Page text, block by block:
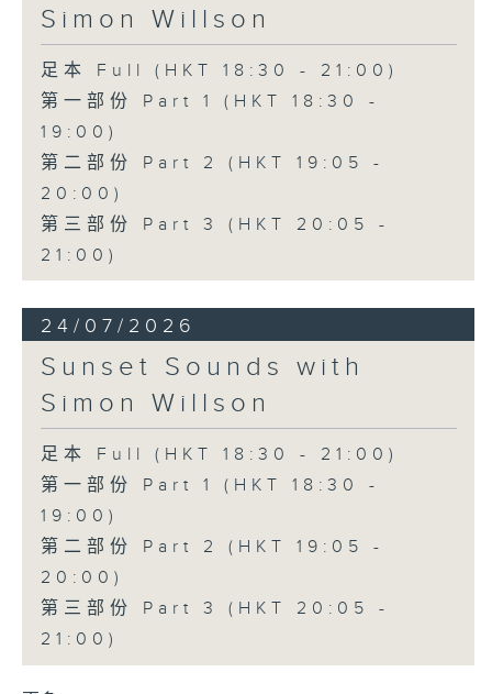
Simon Willson
足本 Full (HKT 18:30 - 21:00)
第一部份 Part 1 (HKT 18:30 -
19:00)
第二部份 Part 2 (HKT 19:05 -
20:00)
第三部份 Part 3 (HKT 20:05 -
21:00)
24/07/2026
Sunset Sounds with
Simon Willson
足本 Full (HKT 18:30 - 21:00)
第一部份 Part 1 (HKT 18:30 -
19:00)
第二部份 Part 2 (HKT 19:05 -
20:00)
第三部份 Part 3 (HKT 20:05 -
21:00)